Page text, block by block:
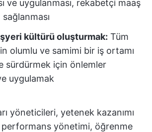
ve uygulanması, rekabetçi maaş
kültürü oluşturmak: Tüm
olumlu ve samimi bir iş ortamı
sürdürmek için önlemler
uygulamak
yöneticileri, yetenek kazanımı
yönetimi, öğrenme